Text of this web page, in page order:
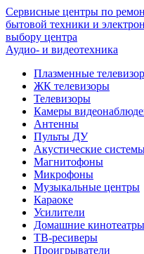
Сервисные центры по
бытовой техники и
выбору центра
Аудио- и видеотехника
Плазменные
ЖК телевизоры
Телевизоры
Камеры
Антенны
Пульты ДУ
Акустические
Магнитофоны
Микрофоны
Музыкальные центры
Караоке
Усилители
Домашние кинотеатры
ТВ-ресиверы
Проигрыватели